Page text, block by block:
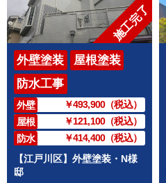
施工完了
外壁塗装
屋根塗装
防水工事
外壁
￥493,900（税込）
屋根
￥121,100（税込）
防水
￥414,400（税込）
【江戸川区】外壁塗装・N様
邸